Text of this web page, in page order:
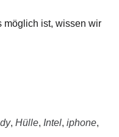
möglich ist, wissen wir
, Hülle, Intel, iphone,